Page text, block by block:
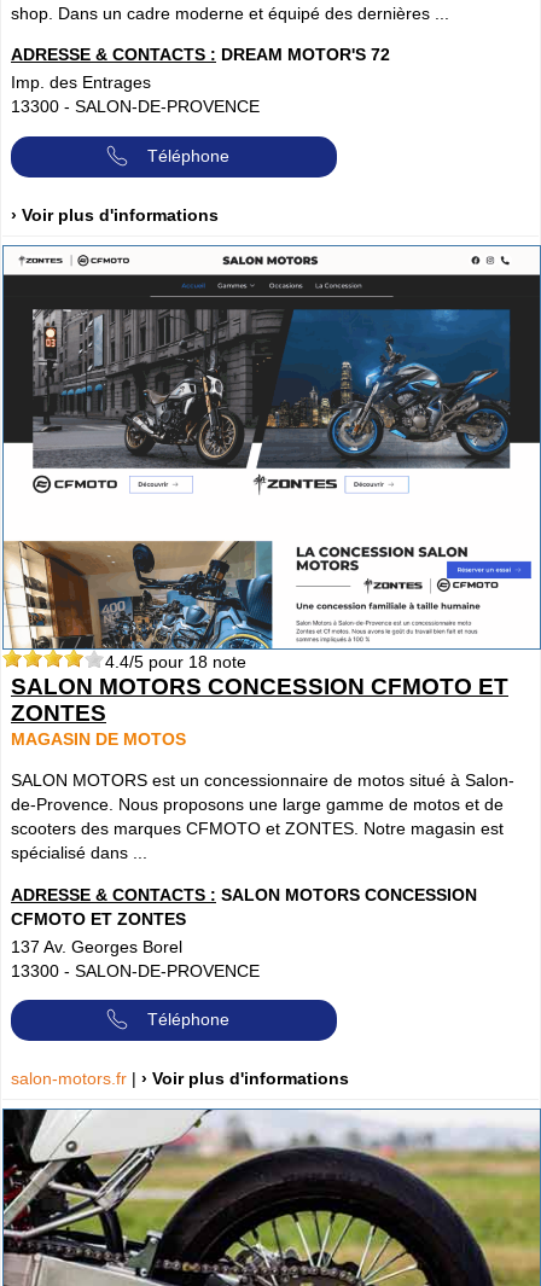
shop. Dans un cadre moderne et équipé des dernières ...
ADRESSE & CONTACTS : DREAM MOTOR'S 72
Imp. des Entrages
13300 - SALON-DE-PROVENCE
Téléphone
› Voir plus d'informations
4.4/5 pour 18 note
SALON MOTORS CONCESSION CFMOTO ET
ZONTES
MAGASIN DE MOTOS
SALON MOTORS est un concessionnaire de motos situé à Salon-
de-Provence. Nous proposons une large gamme de motos et de
scooters des marques CFMOTO et ZONTES. Notre magasin est
spécialisé dans ...
ADRESSE & CONTACTS : SALON MOTORS CONCESSION
CFMOTO ET ZONTES
137 Av. Georges Borel
13300 - SALON-DE-PROVENCE
Téléphone
salon-motors.fr | › Voir plus d'informations